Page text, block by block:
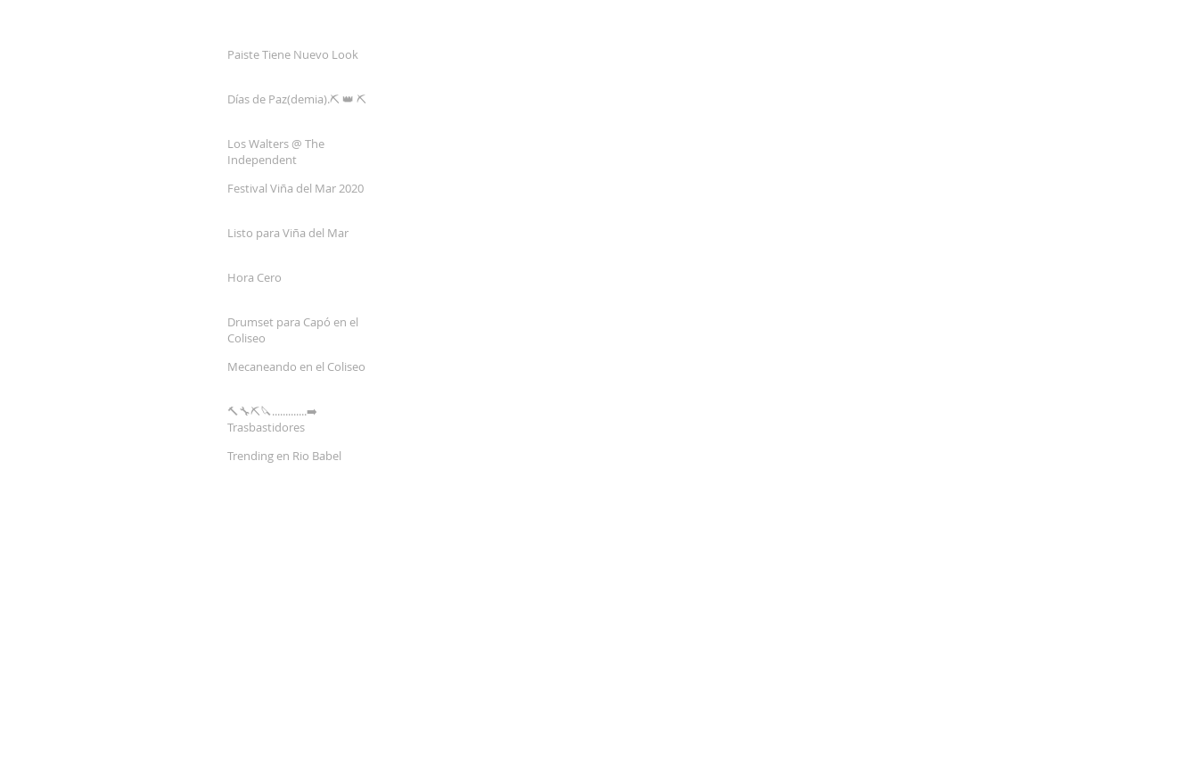
Paiste Tiene Nuevo Look
Días de Paz(demia).⛏ 👑 ⛏
Los Walters @ The
Independent
Festival Viña del Mar 2020
Listo para Viña del Mar
Hora Cero
Drumset para Capó en el
Coliseo
Mecaneando en el Coliseo
🔨🔧⛏🔪.............➡️
Trasbastidores
Trending en Rio Babel